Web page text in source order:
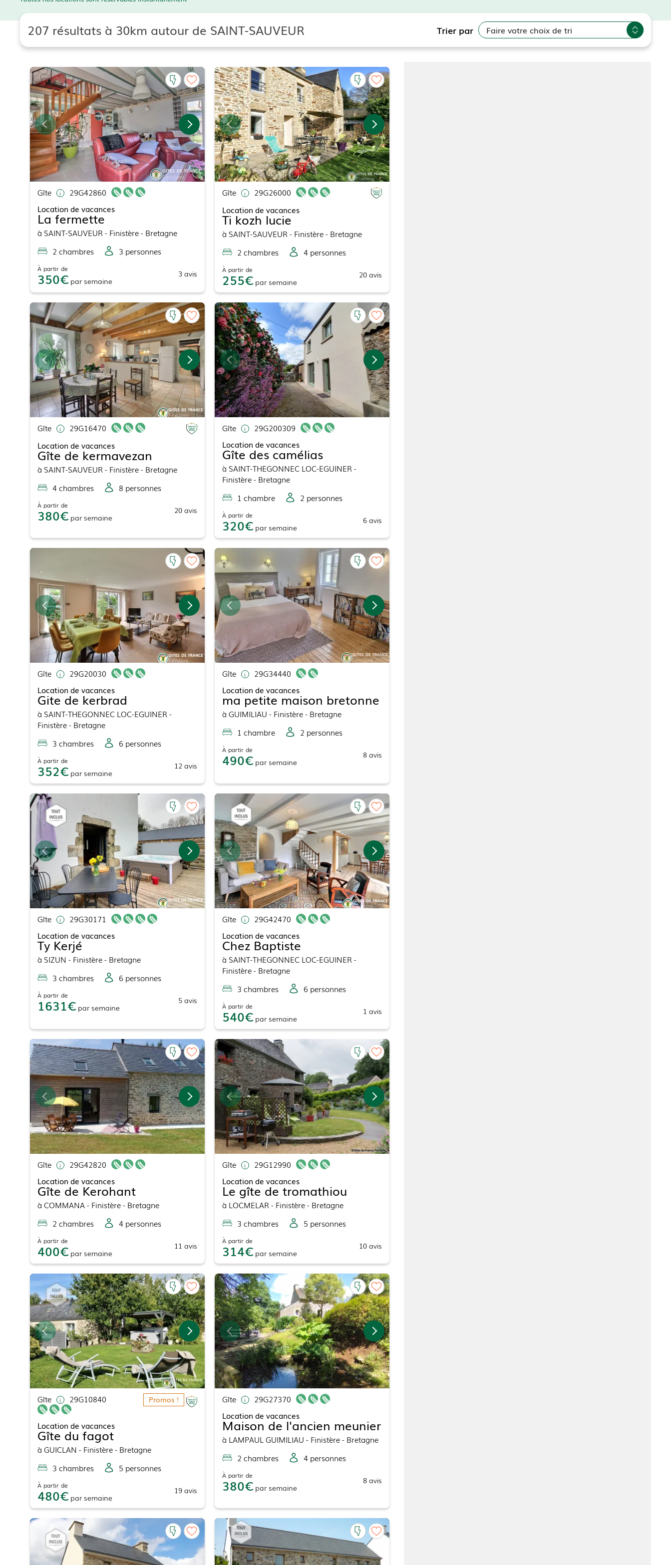
207 résultats à 30km autour de SAINT-SAUVEUR Trier par
Gîte
29G42860
Location de vacances
La fermette
à SAINT-SAUVEUR - Finistère - Bretagne
2 chambres 3 personnes
À partir de
350 par semaine
3avis
Gîte
29G26000
Location de vacances
Ti kozh lucie
à SAINT-SAUVEUR - Finistère - Bretagne
2 chambres 4personnes
À partir de
255 par semaine
20avis
Gîte
29G16470
Location de vacances
Gîte de kermavezan
à SAINT-SAUVEUR - Finistère - Bretagne
4chambres 8 personnes
À partir de
380 par semaine
20avis
Gîte
29G200309
Location de vacances
Gîte des camélias
à SAINT-THEGONNEC LOC-EGUINER -
Finistère - Bretagne
1 chambre 2 personnes
À partir de
320 par semaine
6avis
Gîte
29G20030
Location de vacances
Gite de kerbrad
à SAINT-THEGONNEC LOC-EGUINER -
Finistère - Bretagne
3 chambres 6 personnes
À partir de
352 par semaine
12 avis
Gîte
29G34440
Location de vacances
ma petite maison bretonne
à GUIMILIAU - Finistère - Bretagne
1 chambre 2 personnes
À partir de
490 par semaine
8avis
Gîte
29G30171
Location de vacances
Ty Kerjé
à SIZUN - Finistère - Bretagne
3 chambres 6 personnes
À partir de
1631 par semaine
5avis
Gîte
29G42470
Location de vacances
Chez Baptiste
à SAINT-THEGONNEC LOC-EGUINER -
Finistère - Bretagne
3 chambres 6 personnes
À partir de
540 par semaine
1 avis
Gîte
29G42820
Location de vacances
Gîte de Kerohant
à COMMANA - Finistère - Bretagne
2 chambres 4personnes
À partir de
400 par semaine
11 avis
Gîte
29G12990
Location de vacances
Le gîte de tromathiou
à LOCMELAR - Finistère - Bretagne
3 chambres 5 personnes
À partir de
314 par semaine
10avis
Gîte 29G10840 Promos !
Location de vacances
Gîte du fagot
à GUICLAN - Finistère - Bretagne
3 chambres 5 personnes
À partir de
480 par semaine
19avis
Gîte
29G27370
Location de vacances
Maison de l'ancien meunier
à LAMPAUL GUIMILIAU - Finistère - Bretagne
2 chambres 4personnes
À partir de
380 par semaine
8avis